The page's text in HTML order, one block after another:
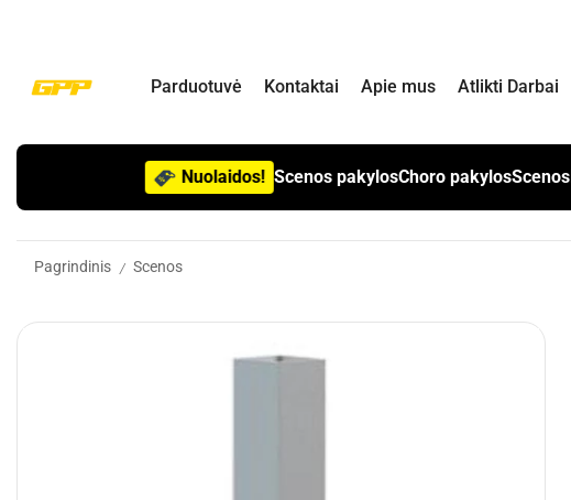
Parduotuvė Kontaktai Apie mus Atlikti Darbai
Nuolaidos! Scenos pakylosChoro pakylosScenos
Pagrindinis / Scenos